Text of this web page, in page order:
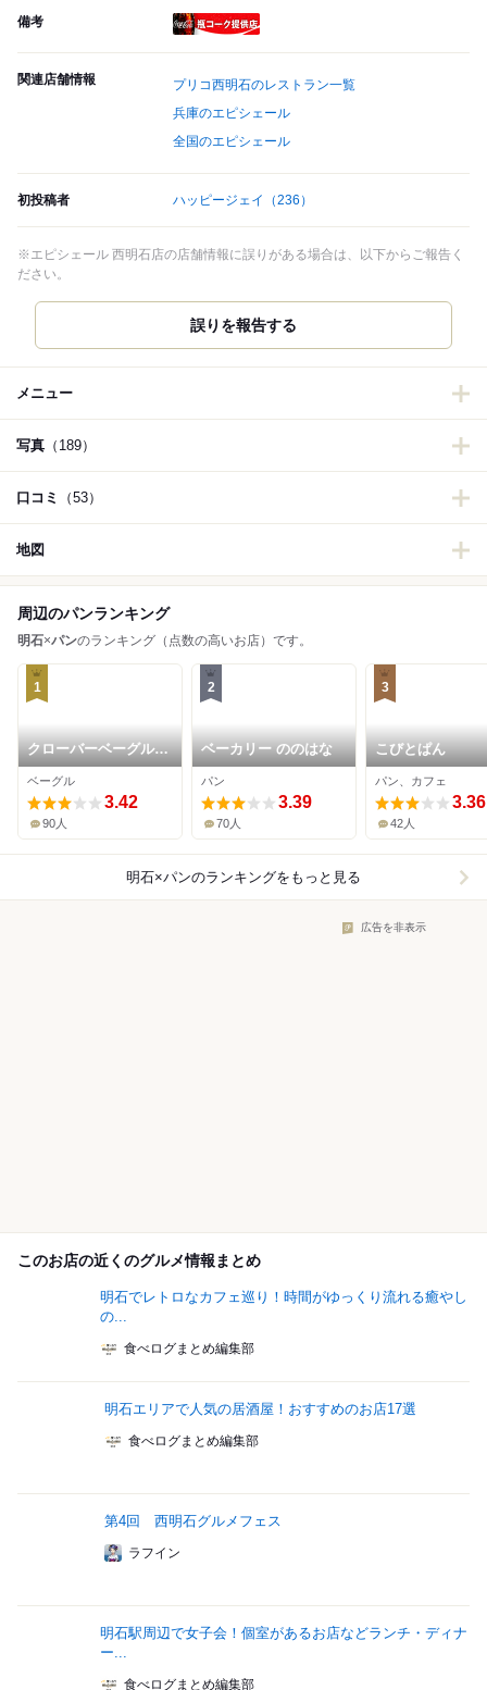
備考
関連店舗情報
プリコ西明石のレストラン一覧
兵庫のエピシェール
全国のエピシェール
初投稿者 ハッピージェイ （236）
※エピシェール 西明石店の店舗情報に誤りがある場合は、以下からご報告く
ださい。
誤りを報告する
メニュー
写真 （189）
口コミ （53）
地図
周辺のパンランキング
明石×パンのランキング（点数の高いお店）です。
1
クローバーベーグルカ
フェ
ベーグル
3.42
90人
2
ベーカリー ののはな
パン
3.39
70人
3
こびとぱん
パン、カフェ
3.36
42人
明石×パンのランキングをもっと見る
広告を非表示
このお店の近くのグルメ情報まとめ
明石でレトロなカフェ巡り！時間がゆっくり流れる癒やし
の...
食べログまとめ編集部
明石エリアで人気の居酒屋！おすすめのお店17選
食べログまとめ編集部
第4回 西明石グルメフェス
ラフイン
明石駅周辺で女子会！個室があるお店などランチ・ディナ
ー...
食べログまとめ編集部